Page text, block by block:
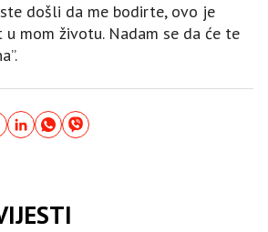
došli da me bodirte, ovo je
mom životu. Nadam se da će te